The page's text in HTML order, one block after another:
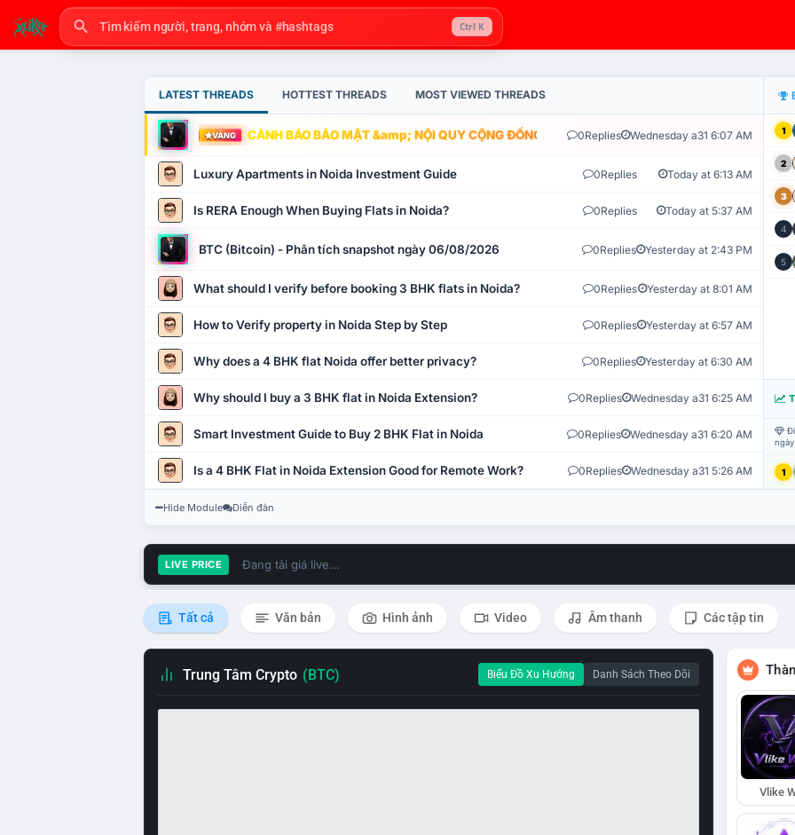
Ctrl K
LATEST THREADS HOTTEST THREADS MOST VIEWED THREADS
VÀNG CẢNH BÁO BẢO MẬT &amp; NỘI QUY CỘNG ĐỒNG VLIKE.VN: HỆ THỐNG GIÁM SÁT TỰ
0Replies Wednesday a31 6:07 AM
Luxury Apartments in Noida Investment Guide 0Replies Today at 6:13 AM
Is RERA Enough When Buying Flats in Noida? 0Replies Today at 5:37 AM
BTC (Bitcoin) - Phân tích snapshot ngày 06/08/2026 0Replies Yesterday at 2:43 PM
What should I verify before booking 3 BHK flats in Noida? 0Replies Yesterday at 8:01 AM
How to Verify property in Noida Step by Step 0Replies Yesterday at 6:57 AM
Why does a 4 BHK flat Noida offer better privacy? 0Replies Yesterday at 6:30 AM
Why should I buy a 3 BHK flat in Noida Extension? 0Replies Wednesday a31 6:25 AM
Smart Investment Guide to Buy 2 BHK Flat in Noida 0Replies Wednesday a31 6:20 AM
Is a 4 BHK Flat in Noida Extension Good for Remote Work? 0Replies Wednesday a31 5:26 AM
1
2
3
4
5
1
Hide Module Diễn đàn
LIVE PRICE Đang tải giá live...
Tất cả Văn bản Hình ảnh Video Âm thanh Các tập tin
Trung Tâm Crypto (BTC) Biểu Đồ Xu Hướng Danh Sách Theo Dõi
Vlike